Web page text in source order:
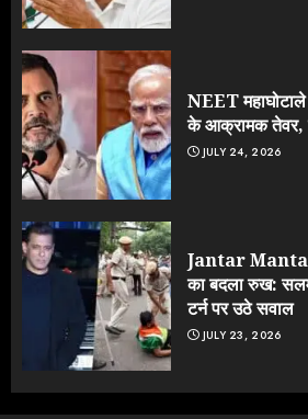
NEET
के आक्रामक
JULY 24, 2026
Jantar
का बदला रुख:
टर्न पर उठे सवाल
JULY 23, 2026